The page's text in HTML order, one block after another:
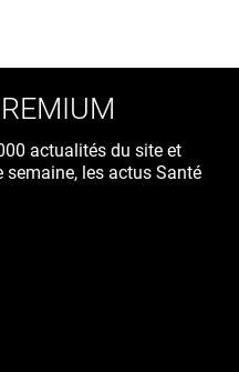
actualités du site et
les actus Santé